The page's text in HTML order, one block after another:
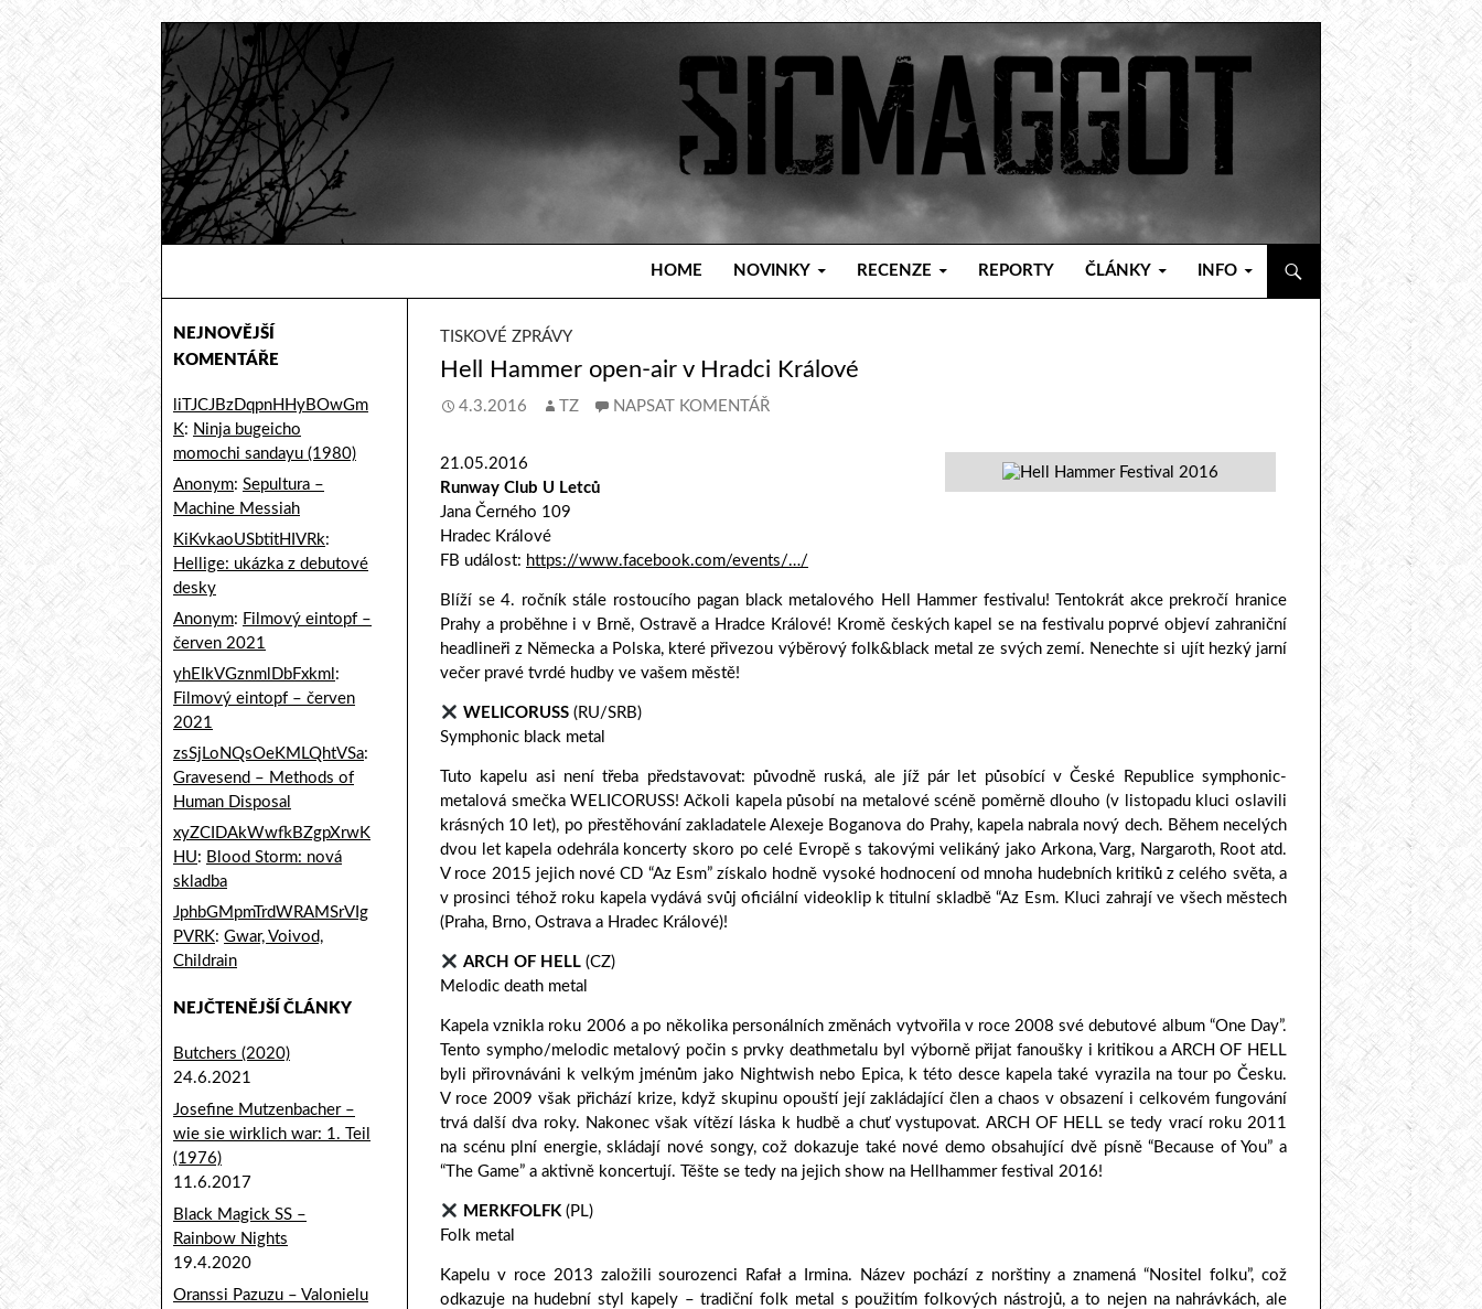
HOME NOVINKY RECENZE REPORTY ČLÁNKY INFO
TISKOVÉ ZPRÁVY
Hell Hammer open-air v Hradci Králové
4.3.2016 TZ NAPSAT KOMENTÁŘ
21.05.2016
Runway Club U Letců
Jana Černého 109
Hradec Králové
FB událost: https://www.facebook.com/events/…/
Blíží se 4. ročník stále rostoucího pagan black metalového Hell Hammer festivalu! Tentokrát akce prekročí hranice
Prahy a proběhne i v Brně, Ostravě a Hradce Králové! Kromě českých kapel se na festivalu poprvé objeví zahraniční
headlineři z Německa a Polska, které přivezou výběrový folk&black metal ze svých zemí. Nenechte si ujít hezký jarní
večer pravé tvrdé hudby ve vašem městě!
WELICORUSS (RU/SRB)
Symphonic black metal
Tuto kapelu asi není třeba představovat: původně ruská, ale jíž pár let působící v České Republice symphonic-
metalová smečka WELICORUSS! Ačkoli kapela působí na metalové scéně poměrně dlouho (v listopadu kluci oslavili
krásných 10 let), po přestěhování zakladatele Alexeje Boganova do Prahy, kapela nabrala nový dech. Během necelých
dvou let kapela odehrála koncerty skoro po celé Evropě s takovými velikáný jako Arkona, Varg, Nargaroth, Root atd.
V roce 2015 jejich nové CD “Az Esm” získalo hodně vysoké hodnocení od mnoha hudebních kritiků z celého světa, a
v prosinci téhož roku kapela vydává svůj oficiální videoklip k titulní skladbě “Az Esm. Kluci zahrají ve všech městech
(Praha, Brno, Ostrava a Hradec Králové)!
ARCH OF HELL (CZ)
Melodic death metal
Kapela vznikla roku 2006 a po několika personálních změnách vytvořila v roce 2008 své debutové album “One Day”.
Tento sympho/melodic metalový počin s prvky deathmetalu byl výborně přijat fanoušky i kritikou a ARCH OF HELL
byli přirovnáváni k velkým jménům jako Nightwish nebo Epica, k této desce kapela také vyrazila na tour po Česku.
V roce 2009 však přichází krize, když skupinu opouští její zakládající člen a chaos v obsazení i celkovém fungování
trvá další dva roky. Nakonec však vítězí láska k hudbě a chuť vystupovat. ARCH OF HELL se tedy vrací roku 2011
na scénu plní energie, skládají nové songy, což dokazuje také nové demo obsahující dvě písně “Because of You” a
“The Game” a aktivně koncertují. Těšte se tedy na jejich show na Hellhammer festival 2016!
MERKFOLFK(PL)
Folk metal
Kapelu v roce 2013 založili sourozenci Rafał a Irmina. Název pochází z norštiny a znamená “Nositel folku”, což
odkazuje na hudební styl kapely – tradiční folk metal s použitím folkových nástrojů, a to nejen na nahrávkách, ale
fandy
NEJNOVĚJŠÍ
KOMENTÁŘE
liTJCJBzDqpnHHyBOwGm
K: Ninja bugeicho
momochi sandayu (1980)
Anonym: Sepultura –
Machine Messiah
KiKvkaoUSbtitHIVRk:
Hellige: ukázka z debutové
desky
Anonym: Filmový eintopf –
červen 2021
yhEIkVGznmlDbFxkml :
Filmový eintopf – červen
2021
zsSjLoNQsOeKMLQhtVSa:
Gravesend – Methods of
Human Disposal
xyZCIDAkWwfkBZgpXrwK
HU: Blood Storm: nová
skladba
JphbGMpmTrdWRAMSrVIg
PVRK: Gwar, Voivod,
Childrain
NEJČTENĚJŠÍ ČLÁNKY
Butchers (2020)
24.6.2021
Josefine Mutzenbacher –
wie sie wirklich war: 1. Teil
(1976)
11.6.2017
Black Magick SS –
Rainbow Nights
19.4.2020
Oranssi Pazuzu – Valonielu